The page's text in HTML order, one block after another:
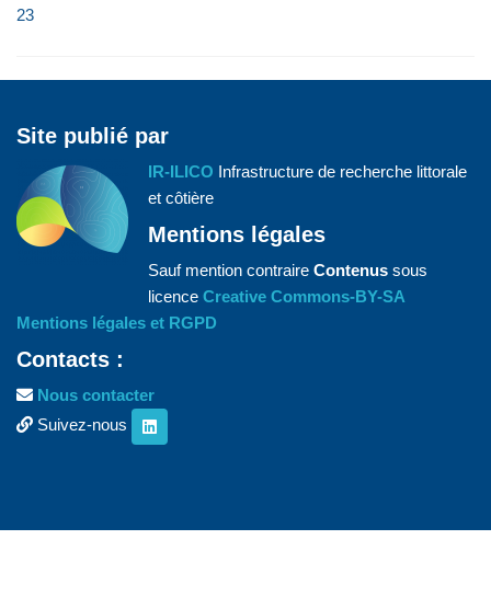
23
Site publié par
IR-ILICO Infrastructure de recherche littorale
et côtière
Mentions légales
Sauf mention contraire Contenus sous
licence Creative Commons-BY-SA
Mentions légales et RGPD
Contacts :
Nous contacter
Suivez-nous